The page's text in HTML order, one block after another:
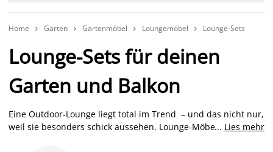
Home  Garten  Gartenmöbel  Loungemöbel  Lounge-Sets
Lounge-Sets für deinen
Garten und Balkon
Eine Outdoor-Lounge liegt total im Trend – und das nicht nur,
weil sie besonders schick aussehen. Lounge-Möbel für den
... Lies mehr